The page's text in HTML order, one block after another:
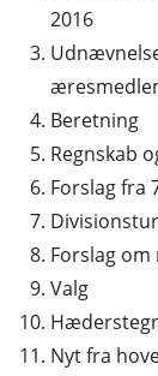
2016
Beretning
Regnskab
Forslag fra
Forslag
Valg
Nyt fra